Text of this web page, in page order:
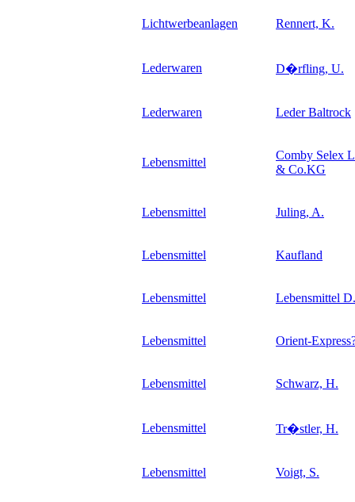
Lichtwerbeanlagen Rennert, K.
Lederwaren D�rfling, U.
Lederwaren Leder Baltrock
Lebensmittel
Comby Selex
& Co.KG
Lebensmittel Juling, A.
Lebensmittel Kaufland
Lebensmittel Lebensmittel
Lebensmittel Orient-Express
Lebensmittel Schwarz, H.
Lebensmittel Tr�stler, H.
Lebensmittel Voigt, S.